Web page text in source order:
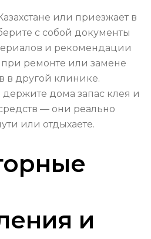
или приезжает в
с собой документы
и рекомендации
при ремонте или замене
в другой клинике.
дома запас клея и
— они реально
или отдыхаете.
и